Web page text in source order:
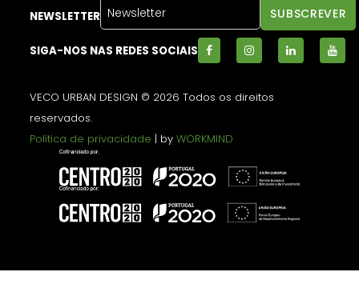
NEWSLETTER
SIGA-NOS NAS REDES SOCIAIS
VECO URBAN DESIGN © 2026 Todos os direitos
reservados.
Política de privacidade | byWORKMIND